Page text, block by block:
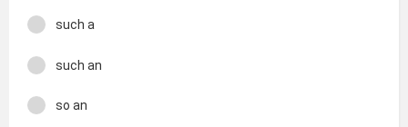
such a
such an
so an